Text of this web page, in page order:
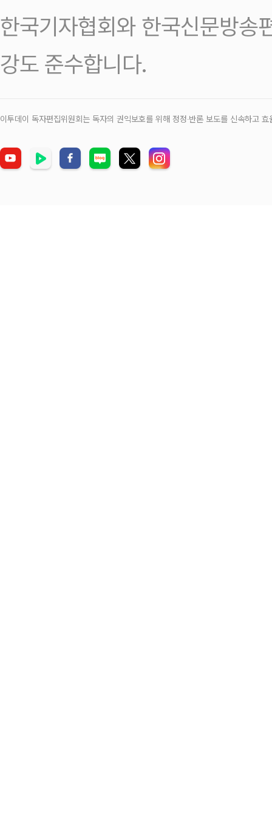
한국기자협회와 한국신문방송
강도 준수합니다.
이투데이 독자편집위원회는 독자의 권익보호를 위해 정정‧반론 보도를 신속하고